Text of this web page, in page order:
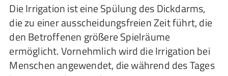
Die Irrigation ist eine Spülung des Dickdarms,
die zu einer ausscheidungsfreien Zeit führt, die
den Betroffenen größere Spielräume
ermöglicht. Vornehmlich wird die Irrigation bei
Menschen angewendet, die während des Tages